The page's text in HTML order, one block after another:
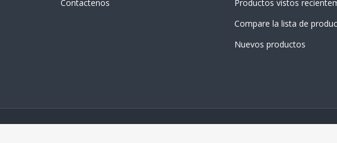
Contactenos
Productos vistos
Compare la lista de
Nuevos productos